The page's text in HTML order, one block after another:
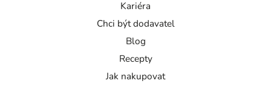
Kariéra
Chci být dodavatel
Blog
Recepty
Jak nakupovat